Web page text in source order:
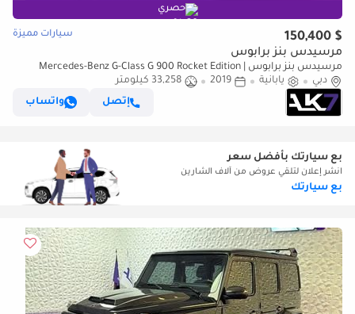
حصري
$ 150,400 سيارات مميزة
مرسيدس بنز برابوس
مرسيدس بنز برابوس Mercedes-Benz G-Class G 900 Rocket Edition |
Finanace Available
دبي يابانية 2019
33,258 كيلومتر
إتصل
واتساب
بع سيارتك بأفضل سعر
انشر إعلان لتلقي عروض من آلاف الشارين
بع سيارتك